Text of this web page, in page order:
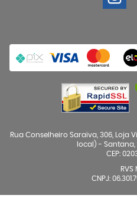
Rua Conselheiro Saraiva, 306, Loja
local) - Santana,
CEP:
RVS
CNPJ: